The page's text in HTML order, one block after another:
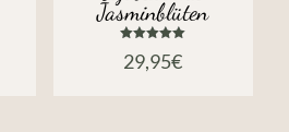
Jasminblüten
mit
5.00
29,95€